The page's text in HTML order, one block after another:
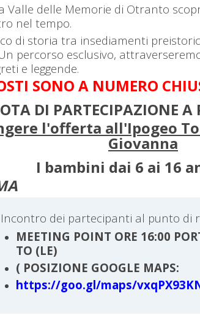
Valle delle Memorie di Otranto
nel tempo.
di storia tra insediamenti
percorso esclusivo,
e leggende.
SONO A NUMERO
DI PARTECIPAZIONE A
l'offerta all'Ipogeo
Giovanna
I bambini dai 6 ai 16
Incontro dei partecipanti al punto di
MEETING POINT ORE 16:00
TO (LE)
( POSIZIONE GOOGLE MAPS:
https://goo.gl/maps/